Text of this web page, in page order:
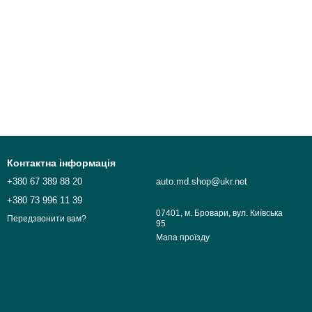
Контактна інформація
+380 67 389 88 20
+380 73 996 11 39
Передзвонити вам?
auto.md.shop@ukr.net
07401, м. Бровари, вул. Київська
95
Мапа проїзду